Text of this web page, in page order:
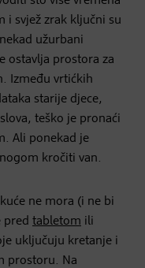
i svjež zrak ključni su
užurbani
ostavlja prostora za
Između vrtićkih
starije djece,
teško je pronaći
Ali ponekad je
kročiti van.
ne mora (i ne bi
pred tabletom ili
uključuju kretanje i
prostoru. Na